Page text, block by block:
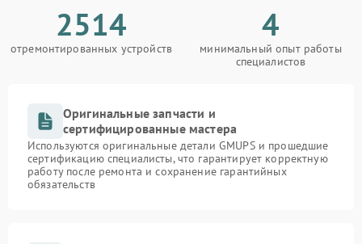
2514
отремонтированных устройств
4
минимальный опыт работы
специалистов
Оригинальные запчасти и
сертифицированные мастера
Используются оригинальные детали GMUPS и прошедшие
сертификацию специалисты, что гарантирует корректную
работу после ремонта и сохранение гарантийных
обязательств